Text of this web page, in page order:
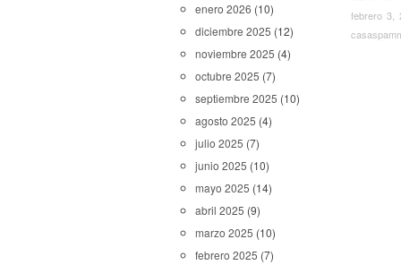
enero 2026 (10)
diciembre 2025 (12)
noviembre 2025 (4)
octubre 2025 (7)
septiembre 2025 (10)
agosto 2025 (4)
julio 2025 (7)
junio 2025 (10)
mayo 2025 (14)
abril 2025 (9)
marzo 2025 (10)
febrero 2025 (7)
febrero 3,